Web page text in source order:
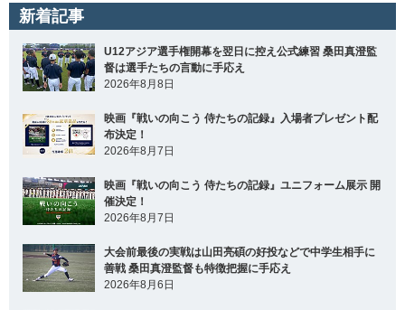
新着記事
U12アジア選手権開幕を翌日に控え公式練習 桑田真澄監
督は選手たちの言動に手応え
2026年8月8日
映画『戦いの向こう 侍たちの記録』入場者プレゼント配
布決定！
2026年8月7日
映画『戦いの向こう 侍たちの記録』ユニフォーム展示 開
催決定！
2026年8月7日
大会前最後の実戦は山田亮碩の好投などで中学生相手に
善戦 桑田真澄監督も特徴把握に手応え
2026年8月6日